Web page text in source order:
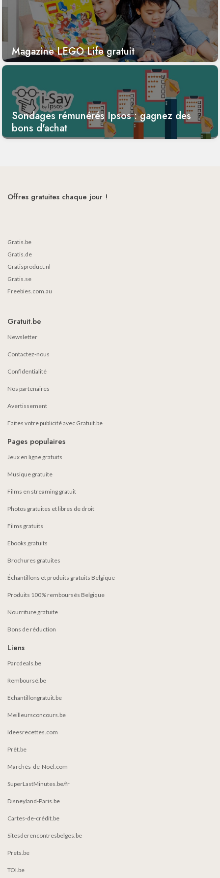
Magazine LEGO Life gratuit
Sondages rémunérés Ipsos : gagnez des
bons d'achat
Offres gratuites chaque jour !
Gratis.be
Gratis.de
Gratisproduct.nl
Gratis.se
Freebies.com.au
Gratuit.be
Newsletter
Contactez-nous
Confidentialité
Nos partenaires
Avertissement
Faites votre publicité avec Gratuit.be
Pages populaires
Jeux en ligne gratuits
Musique gratuite
Films en streaming gratuit
Photos gratuites et libres de droit
Films gratuits
Ebooks gratuits
Brochures gratuites
Échantillons et produits gratuits Belgique
Produits 100% remboursés Belgique
Nourriture gratuite
Bons de réduction
Liens
Parcdeals.be
Remboursé.be
Echantillongratuit.be
Meilleursconcours.be
Ideesrecettes.com
Prêt.be
Marchés-de-Noël.com
SuperLastMinutes.be/fr
Disneyland-Paris.be
Cartes-de-crédit.be
Sitesderencontresbelges.be
Prets.be
TOI.be